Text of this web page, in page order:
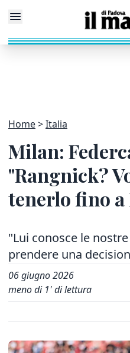
Home Italia
Milan:
"Rangnick?
tenerlo fino a
"Lui conosce le
prendere una
06 giugno 2026
meno di 1' di lettura